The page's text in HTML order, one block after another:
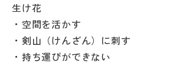
サイトマップ
運営会社
生け花
・空間を活かす
・剣山（けんざん）に刺す
・持ち運びができない